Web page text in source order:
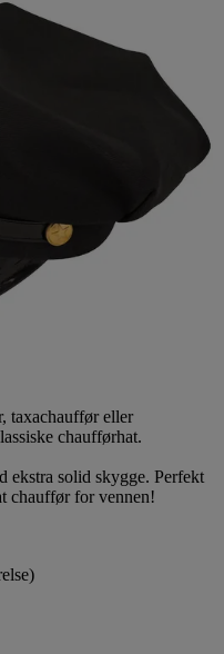
taxachauffør eller
chaufførhat.
ekstra solid skygge. Perfekt
chauffør for vennen!